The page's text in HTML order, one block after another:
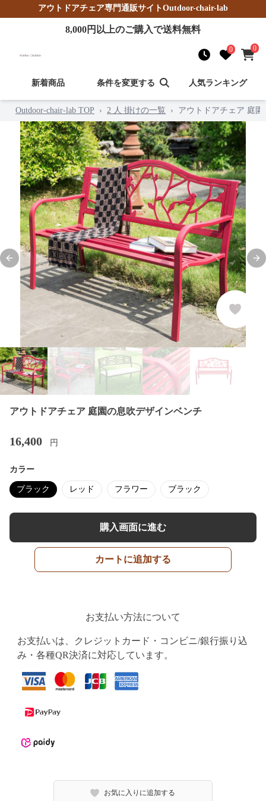
アウトドアチェア専門通販サイトOutdoor-chair-lab
8,000円以上のご購入で送料無料
0 0
新着商品 条件を変更する 人気ランキング
Outdoor-chair-lab TOP › 2 人 掛けの一覧 › アウトドアチェア 庭
Previous slide
アウトドアチェア 庭園の息吹デザインベンチ
16,400 円
カラー
ブラック レッド フラワー ブラック
購入画面に進む
カートに追加する
お支払い方法について
お支払いは、クレジットカード・コンビニ/銀行振り込
み・各種QR決済に対応しています。
お気に入りに追加する